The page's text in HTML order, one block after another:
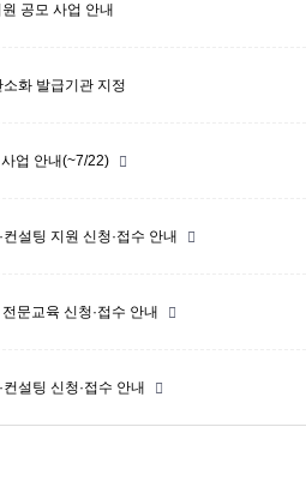
공모 사업 안내
화 발급기관 지정
업 안내(~7/22)
설팅 지원 신청·접수 안내
문교육 신청·접수 안내
설팅 신청·접수 안내